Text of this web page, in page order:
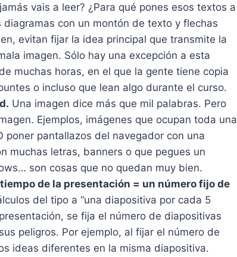
vais a leer? ¿Para qué pones esos textos a
con un montón de texto y flechas
evitan fijar la idea principal que transmite la
imagen. Sólo hay una excepción a esta
muchas horas, en el que la gente tiene copia
o incluso que lean algo durante el curso.
Una imagen dice más que mil palabras. Pero
Ejemplos, imágenes que ocupan toda una
poner pantallazos del navegador con una
muchas letras, banners o que pegues un
son cosas que no quedan muy bien.
de la presentación = un número fijo de
del tipo a “una diapositiva por cada 5
se fija el número de diapositivas
peligros. Por ejemplo, al fijar el número de
ideas diferentes en la misma diapositiva.